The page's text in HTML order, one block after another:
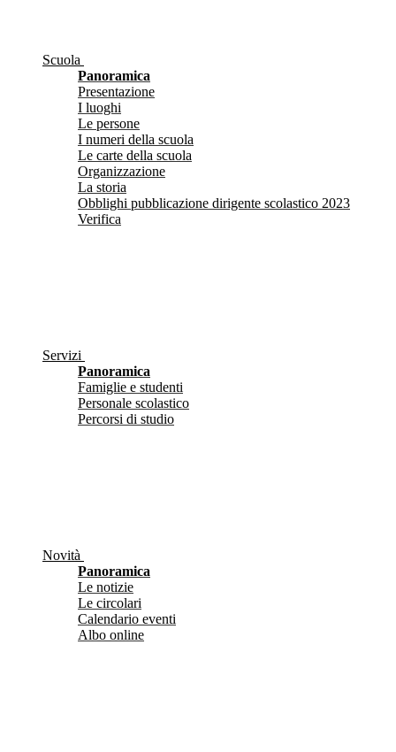
Scuola
Panoramica
Presentazione
I luoghi
Le persone
I numeri della scuola
Le carte della scuola
Organizzazione
La storia
Obblighi pubblicazione dirigente scolastico 2023
Verifica
Servizi
Panoramica
Famiglie e studenti
Personale scolastico
Percorsi di studio
Novità
Panoramica
Le notizie
Le circolari
Calendario eventi
Albo online